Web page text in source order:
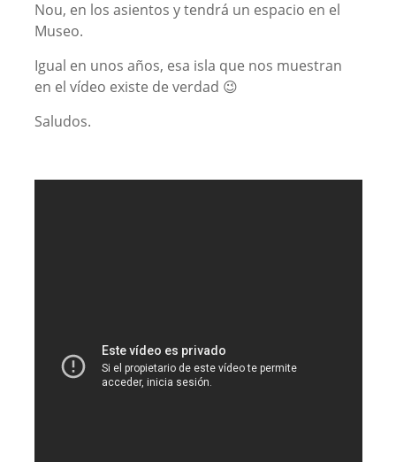
Nou, en los asientos y tendrá un espacio en el
Museo.
Igual en unos años, esa isla que nos muestran
en el vídeo existe de verdad 😉
Saludos.